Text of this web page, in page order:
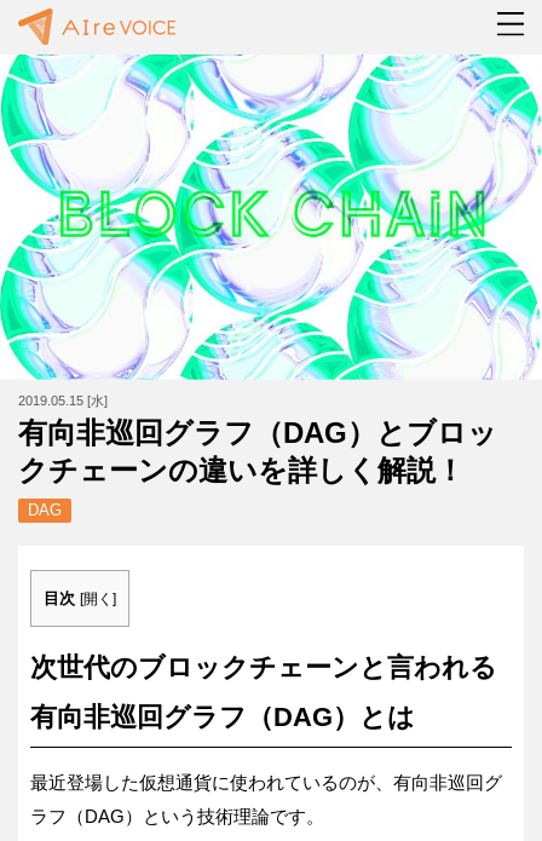
2019.05.15 [水]
有向非巡回グラフ（DAG）とブロッ
クチェーンの違いを詳しく解説！
DAG
目次 [開く ]
次世代のブロックチェーンと言われる
有向非巡回グラフ（DAG）とは
最近登場した仮想通貨に使われているのが、有向非巡回グ
ラフ（DAG）という技術理論です。